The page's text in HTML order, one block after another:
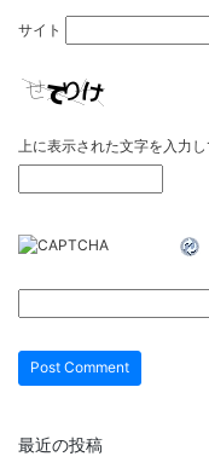
サイト
上に表示された文字を入力し
最近の投稿